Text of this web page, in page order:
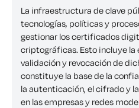
La infraestructura de clave
tecnologías, políticas y
gestionar los certificados
criptográficas. Esto incluye
validación y revocación de
constituye la base de la
la autenticación, el cifrado y
en las empresas y redes